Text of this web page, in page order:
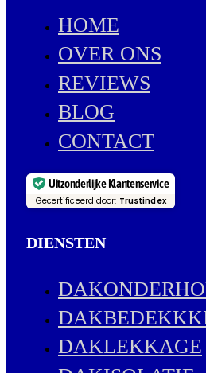
HOME
OVER ONS
REVIEWS
BLOG
CONTACT
Uitzonderlijke Klantenservice
Gecertificeerd door: Trustindex
DIENSTEN
DAKLEKKAGE